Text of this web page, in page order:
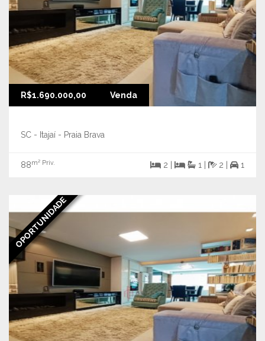
R$1.690.000,00 Venda
SC - Itajaí - Praia Brava
88m² Priv. 2 | 1 | 2 | 1
OPORTUNIDADE